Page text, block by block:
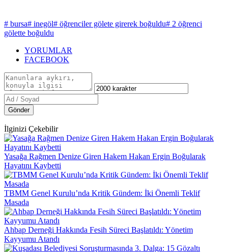
# bursa# inegöl# öğrenciler gölete girerek boğuldu# 2 öğrenci
gölette boğuldu
YORUMLAR
FACEBOOK
Gönder
İlginizi Çekebilir
Yasağa Rağmen Denize Giren Hakem Hakan Ergin Boğularak
Hayatını Kaybetti
TBMM Genel Kurulu’nda Kritik Gündem: İki Önemli Teklif
Masada
Ahbap Derneği Hakkında Fesih Süreci Başlatıldı: Yönetim
Kayyumu Atandı